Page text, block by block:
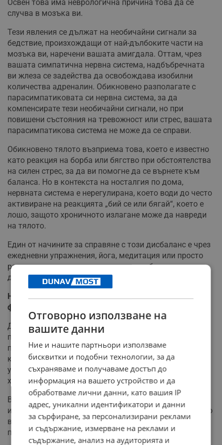
Освен това има неврологична причина това да се
случва в мозъка ви.
Тези явления се дължат на необичайни сигнали за
бедствие, произхождащи от най-дълбоките части на
мозъка ви, наречени вашата амигдала. Оттам, чрез
вашата симпатична нервна система, надбъбречната
ви жлеза се задейства да освобождава изобилни
количества адреналин. Обикновено разполагате с
парасимпатиковата си нервна система, за да
компенсирате тези необичайни сигнали, но при
повишени състояния на тревожност или стрес, вашата
парасимпатикова система не може да се справи.
Обикновено тялото възприема това, което е известно
като реакция на борба или бягство при обстоятелства
на силен стрес, за да ви помогне да се върнете към
баланса. Но в контекста на носталгия по дома,
нервната система е нерегулирана, което води до често
активиране на реакцията „бий се или бягай“, което е
лошо, защото хроничното излагане може да навреди
на тялото.
Един от начините за справяне с този дисбаланс е чрез
ежедневни упражнения, йога, медитация или просто
раздвижване на тялото, за да се освободи част от
допълнителния адреналин.
Носталгията по дома може също да причини
физическо изтръпване или изтръпване
Друг физически симптом на носталгия по дома са
парестезии или необичайни усещания, които могат да
причинят изтръпване или изтръпване в пръстите на
краката или ръцете и дори около устните. Тези
усещания са резултат от прекомерно дишане или
хипервентилация.
В този случай вашите кръвоносни съдове и нерви са
изложени на твърде малко въглероден диоксид, което
влияе на рН на кръвта ви и просто не функционират
правилно.
Отговорно използване на
вашите данни
Ние и нашите партньори използваме
бисквитки и подобни технологии, за да
съхраняваме и получаваме достъп до
информация на вашето устройство и да
обработваме лични данни, като вашия IP
адрес, уникални идентификатори и данни
за сърфиране, за персонализирани реклами
и съдържание, измерване на реклами и
съдържание, анализ на аудиторията и